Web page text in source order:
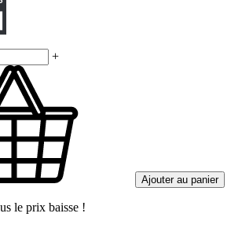
+
Ajouter au panier
le prix baisse !